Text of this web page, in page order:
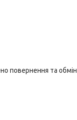
повернення та